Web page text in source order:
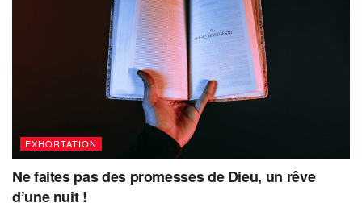
EXHORTATION
Ne faites pas des promesses de Dieu, un rêve
d’une nuit !